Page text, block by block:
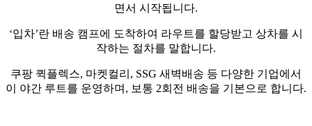
면서 시작됩니다.
‘입차’란 배송 캠프에 도착하여 라우트를 할당받고 상차를 시
작하는 절차를 말합니다.
쿠팡 퀵플렉스, 마켓컬리, SSG 새벽배송 등 다양한 기업에서
이 야간 루트를 운영하며, 보통 2회전 배송을 기본으로 합니다.